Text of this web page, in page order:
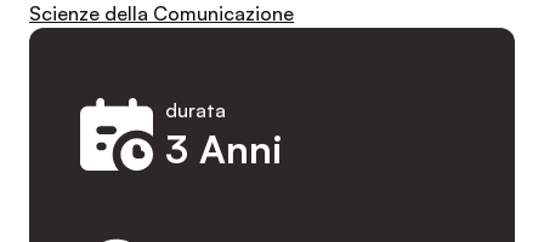
Scienze della Comunicazione
3 Anni
durata